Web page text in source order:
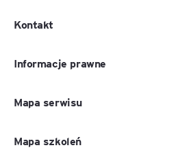
Kontakt
Informacje prawne
Mapa serwisu
Mapa szkoleń